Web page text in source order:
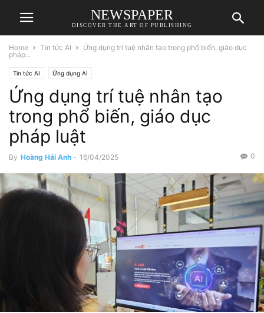
NEWSPAPER
DISCOVER THE ART OF PUBLISHING
Home Tin tức AI
Ứng dụng trí tuệ nhân tạo trong phổ biến, giáo dục
pháp...
Tin tức AI Ứng dụng AI
Ứng dụng trí tuệ nhân tạo
trong phổ biến, giáo dục
pháp luật
By Hoàng Hải Anh - 16/04/2025 0